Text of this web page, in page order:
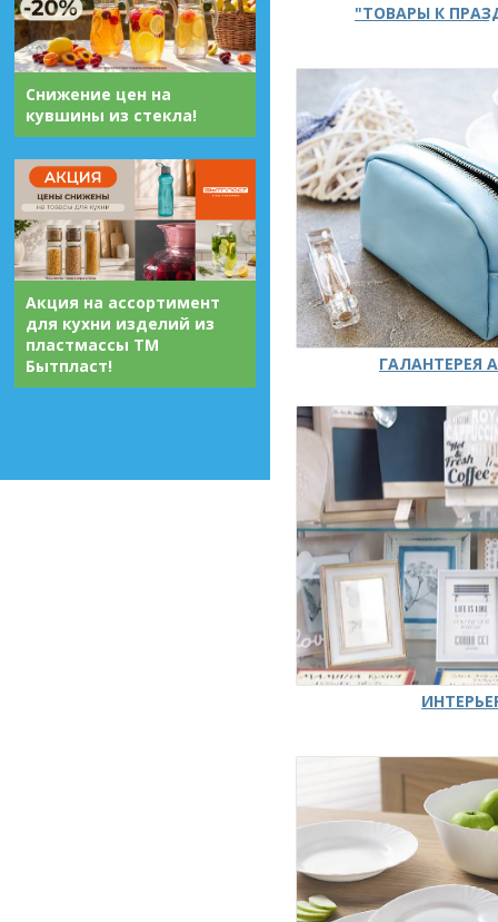
Снижение цен на
кувшины из стекла!
Акция на ассортимент
для кухни изделий из
пластмассы ТМ
Бытпласт!
"ТОВАРЫ К
ГАЛАНТЕРЕЯ